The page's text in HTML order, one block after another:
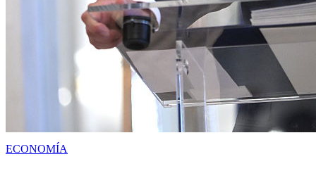
ECONOMÍA